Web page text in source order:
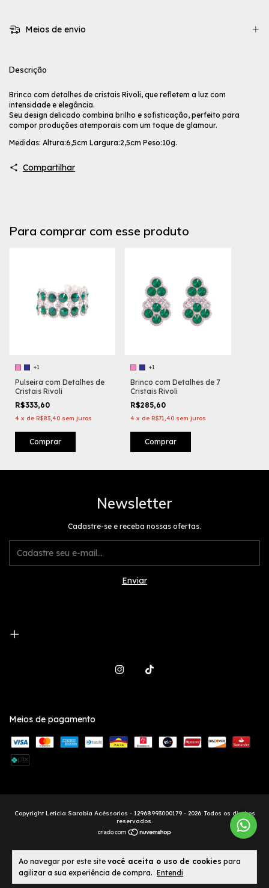
Ao navegar por este site você aceita o uso de cookies para
agilizar a sua experiência de compra. Entendi
Meios de envio
Descrição
Brinco com detalhes de cristais Rivoli, que refletem a luz com
intensidade e elegância.
Seu design delicado combina brilho e sofisticação, perfeito para
compor produções atemporais com um toque de glamour.
Medidas: Altura:6,5cm Largura:2,5cm Peso:10g.
Compartilhar
Para comprar com esse produto
+1
Pulseira com Detalhes de
Cristais Rivoli
R$333,60
4 x de R$83,40 sem juros
Comprar
+1
Brinco com Detalhes de 7
Cristais Rivoli
R$285,60
4 x de R$71,40 sem juros
Comprar
Newsletter
Cadastre-se e receba nossas ofertas.
Meios de pagamento
Copyright Leticia Sarabia Acéssorios - 12968993000179 - 2026. Todos os direitos
reservados.